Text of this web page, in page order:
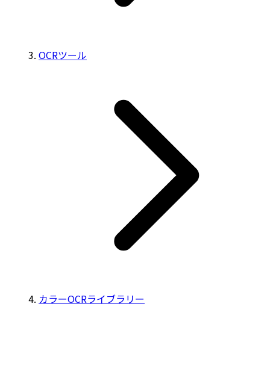
OCRツール
カラーOCRライブラリー